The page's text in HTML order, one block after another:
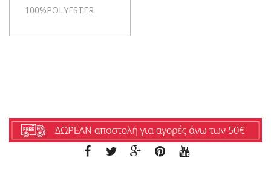
100%POLYESTER